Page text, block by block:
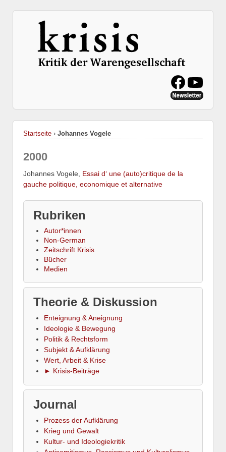
Startseite › Johannes Vogele
2000
Johannes Vogele, Essai d‘ une (auto)critique de la
gauche politique, economique et alternative
Rubriken
Autor*innen
Non-German
Zeitschrift Krisis
Bücher
Medien
Theorie & Diskussion
Enteignung & Aneignung
Ideologie & Bewegung
Politik & Rechtsform
Subjekt & Aufklärung
Wert, Arbeit & Krise
► Krisis-Beiträge
Journal
Prozess der Aufklärung
Krieg und Gewalt
Kultur- und Ideologiekritik